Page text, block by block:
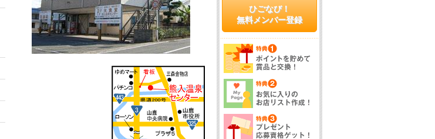
ひごなび！
無料メンバー登録